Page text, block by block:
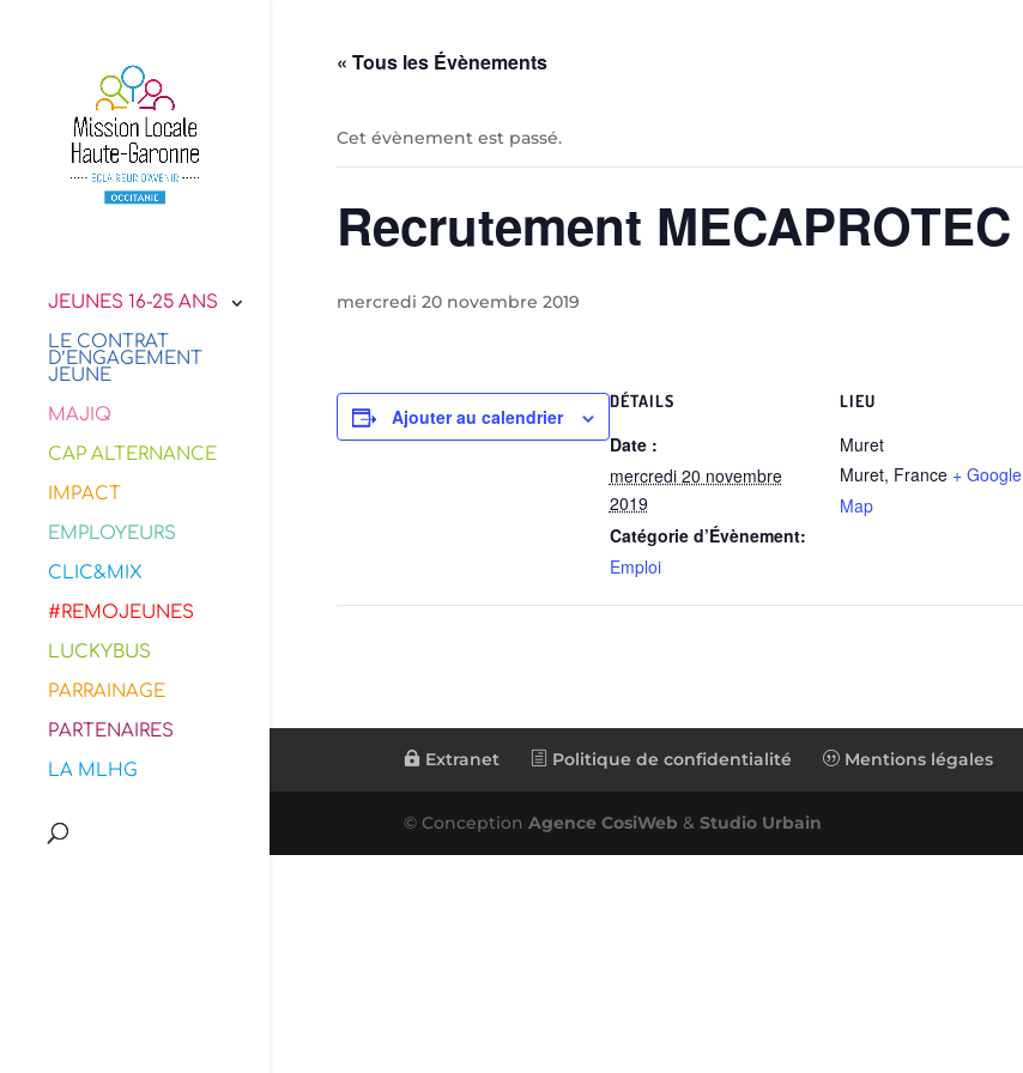
JEUNES 16-25 ANS
LE CONTRAT
D’ENGAGEMENT
JEUNE
MAJIQ
CAP ALTERNANCE
IMPACT
EMPLOYEURS
CLIC&MIX
#REMOJEUNES
LUCKYBUS
PARRAINAGE
PARTENAIRES
LA MLHG
« Tous les Évènements
Cet évènement est passé.
Recrutement MECAPROTEC
mercredi 20 novembre 2019
Ajouter au calendrier
DÉTAILS
Date :
mercredi 20 novembre
2019
Catégorie d’Évènement:
Emploi
LIEU
Muret
Muret, France + Google
Map
Extranet Politique de confidentialité Mentions légales
© Conception Agence CosiWeb & Studio Urbain